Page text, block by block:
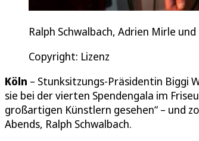
Ralph Schwalbach, Adrien Mirle
Copyright: Lizenz
Köln – Stunksitzungs-Präsidentin Biggi
sie bei der vierten Spendengala im
großartigen Künstlern gesehen“ – und
Abends, Ralph Schwalbach.